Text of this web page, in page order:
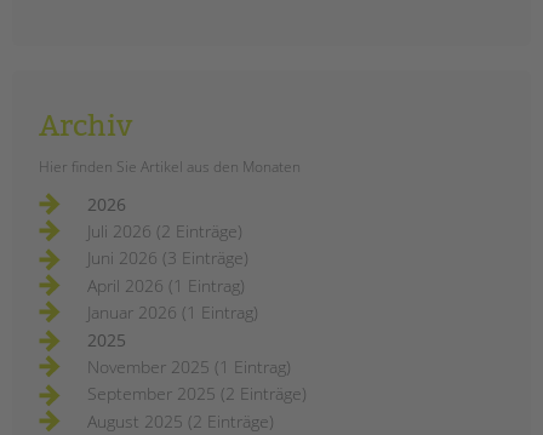
Archiv
Hier finden Sie Artikel aus den Monaten
2026
Juli 2026 (2 Einträge)
Juni 2026 (3 Einträge)
April 2026 (1 Eintrag)
Januar 2026 (1 Eintrag)
2025
November 2025 (1 Eintrag)
September 2025 (2 Einträge)
August 2025 (2 Einträge)